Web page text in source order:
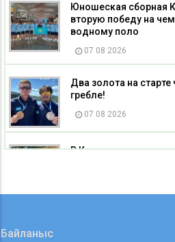
Юношеская сборная
вторую победу на
водному поло
07 08 2026
Два золота на
гребле!
07 08 2026
В Карагандинском
Байланыс